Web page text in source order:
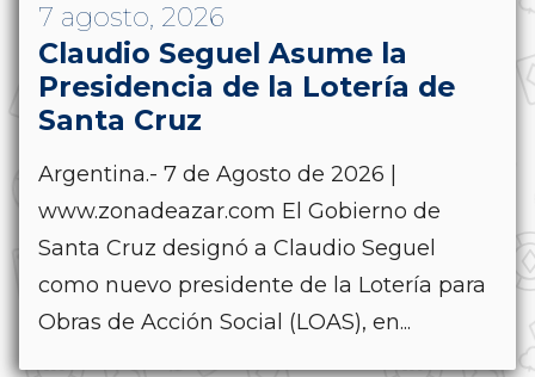
7 agosto, 2026
Claudio Seguel Asume la
Presidencia de la Lotería de
Santa Cruz
Argentina.- 7 de Agosto de 2026 |
www.zonadeazar.com El Gobierno de
Santa Cruz designó a Claudio Seguel
como nuevo presidente de la Lotería para
Obras de Acción Social (LOAS), en...